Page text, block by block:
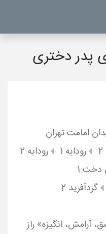
پدر دختری
امامت تهران
رودابه 1
رودابه 2
دخت 1
گردآفرید 2
آرامش، انگیزه» راز